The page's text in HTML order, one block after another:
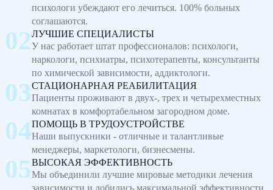
психологи убеждают его лечиться. 100% больных
соглашаются.
ЛУЧШИЕ СПЕЦИАЛИСТЫ
У нас работает штат профессионалов: психологи,
наркологи, психиатры, психотерапевты, консультанты
по химической зависимости, аддиктологи.
СТАЦИОНАРНАЯ РЕАБИЛИТАЦИЯ
Пациенты проживают в двух-, трех и четырехместных
комнатах в комфортабельном загородном доме.
ПОМОЩЬ В ТРУДОУСТРОЙСТВЕ
Наши выпускники - отличные и талантливые
менеджеры, маркетологи, бизнесмены.
ВЫСОКАЯ ЭФФЕКТИВНОСТЬ
Мы объединили лучшие мировые методики лечения
зависимости и добились максимальной эффективности